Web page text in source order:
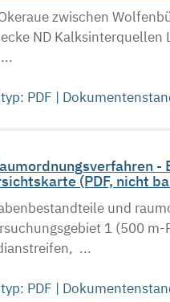
zwischen
ND Kalksinterquellen
PDF |
-
(PDF, nicht
und
1 (500
...
PDF |